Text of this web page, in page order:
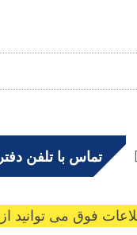
تماس با تلفن دفتر
فوق می توانید از